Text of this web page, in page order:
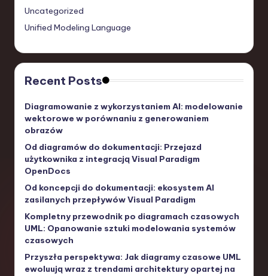
Uncategorized
Unified Modeling Language
Recent Posts
Diagramowanie z wykorzystaniem AI: modelowanie
wektorowe w porównaniu z generowaniem
obrazów
Od diagramów do dokumentacji: Przejazd
użytkownika z integracją Visual Paradigm
OpenDocs
Od koncepcji do dokumentacji: ekosystem AI
zasilanych przepływów Visual Paradigm
Kompletny przewodnik po diagramach czasowych
UML: Opanowanie sztuki modelowania systemów
czasowych
Przyszła perspektywa: Jak diagramy czasowe UML
ewoluują wraz z trendami architektury opartej na